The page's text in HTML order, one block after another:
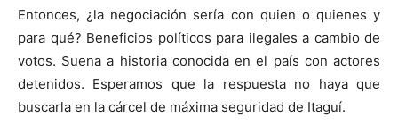
Entonces, ¿la negociación sería con quien o quienes y
para qué? Beneficios políticos para ilegales a cambio de
votos. Suena a historia conocida en el país con actores
detenidos. Esperamos que la respuesta no haya que
buscarla en la cárcel de máxima seguridad de Itaguí.